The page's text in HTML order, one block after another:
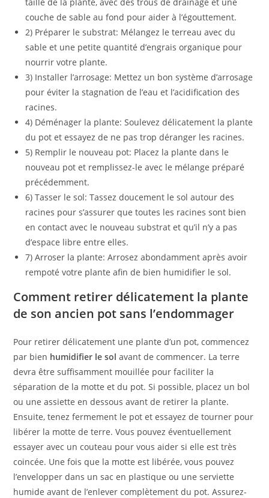
couche de sable au fond pour aider à l’égouttement.
2) Préparer le substrat: Mélangez le terreau avec du
sable et une petite quantité d’engrais organique pour
nourrir votre plante.
3) Installer l’arrosage: Mettez un bon système d’arrosage
pour éviter la stagnation de l’eau et l’acidification des
racines.
4) Déménager la plante: Soulevez délicatement la plante
du pot et essayez de ne pas trop déranger les racines.
5) Remplir le nouveau pot: Placez la plante dans le
nouveau pot et remplissez-le avec le mélange préparé
précédemment.
6) Tasser le sol: Tassez doucement le sol autour des
racines pour s’assurer que toutes les racines sont bien
en contact avec le nouveau substrat et qu’il n’y a pas
d’espace libre entre elles.
7) Arroser la plante: Arrosez abondamment après avoir
rempoté votre plante afin de bien humidifier le sol.
Comment retirer délicatement la plante
de son ancien pot sans l’endommager
Pour retirer délicatement une plante d’un pot, commencez
par bien humidifier le sol avant de commencer. La terre
devra être suffisamment mouillée pour faciliter la
séparation de la motte et du pot. Si possible, placez un bol
ou une assiette en dessous avant de retirer la plante.
Ensuite, tenez fermement le pot et essayez de tourner pour
libérer la motte de terre. Vous pouvez éventuellement
essayer avec un couteau pour vous aider si elle est très
coincée. Une fois que la motte est libérée, vous pouvez
l’envelopper dans un sac en plastique ou une serviette
humide avant de l’enlever complètement du pot. Assurez-